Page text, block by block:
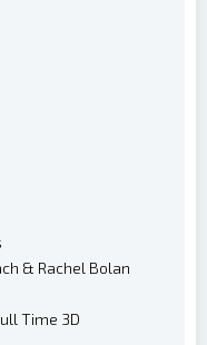
& Rachel Bolan
Time 3D